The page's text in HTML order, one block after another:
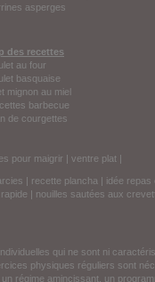
asperges
des recettes
au four
basquaise
mignon au miel
barbecue
de courgettes
pour maigrir | ventre plat |
| recette plancha | idée repas
| nouilles sautées aux
qui ne sont ni
physiques réguliers sont
régime amincissant, un